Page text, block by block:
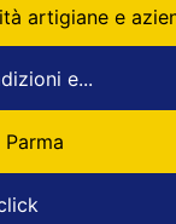
artigiane e
e...